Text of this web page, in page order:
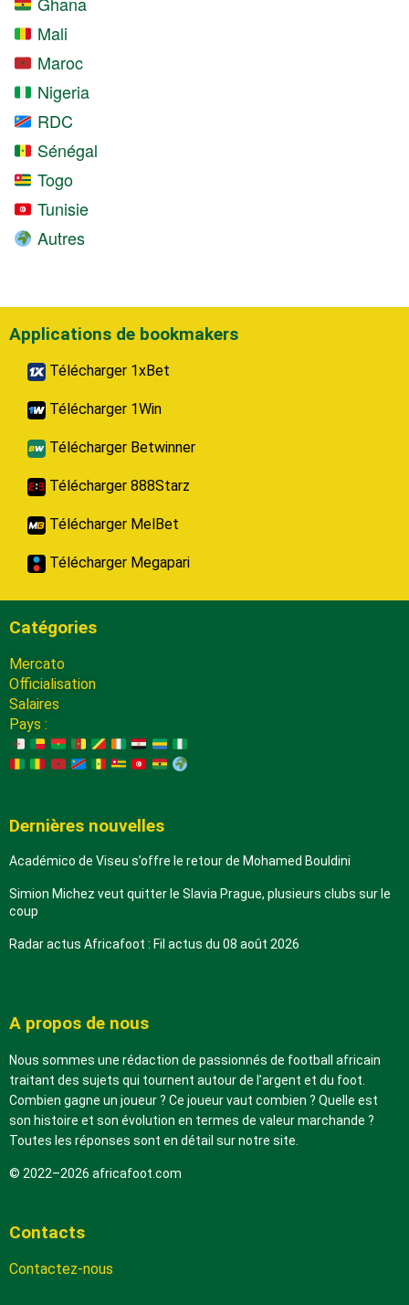
Mali
Maroc
Nigeria
RDC
Sénégal
Togo
Tunisie
Autres
Applications de bookmakers
Télécharger 1xBet
Télécharger 1Win
Télécharger Betwinner
Télécharger 888Starz
Télécharger MelBet
Télécharger Megapari
Catégories
Mercato
Officialisation
Salaires
Pays :
Dernières nouvelles
Académico de Viseu s’offre le retour de Mohamed Bouldini
Simion Michez veut quitter le Slavia Prague, plusieurs clubs sur le
coup
Radar actus Africafoot : Fil actus du 08 août 2026
A propos de nous
Nous sommes une rédaction de passionnés de football africain
traitant des sujets qui tournent autour de l’argent et du foot.
Combien gagne un joueur ? Ce joueur vaut combien ? Quelle est
son histoire et son évolution en termes de valeur marchande ?
Toutes les réponses sont en détail sur notre site.
© 2022–2026 africafoot.com
Contacts
Contactez-nous